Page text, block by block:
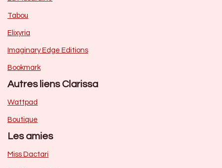
Tabou
Elixyria
Imaginary Edge Editions
Bookmark
Autres liens Clarissa
Wattpad
Boutique
Les amies
Miss Dactari